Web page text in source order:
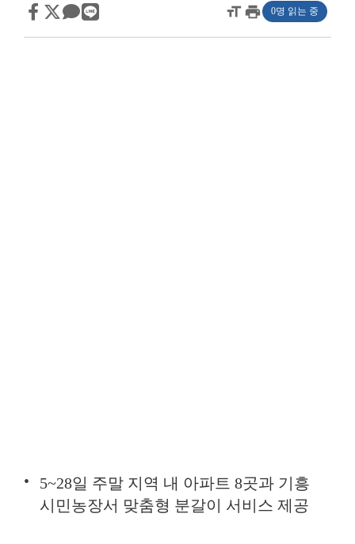
format_sizeprint 0명 읽는 중
5~28일 주말 지역 내 아파트 8곳과 기흥
시민농장서 맞춤형 분갈이 서비스 제공